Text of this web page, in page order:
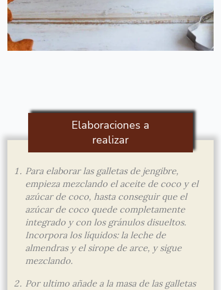
Elaboraciones a
realizar
Para elaborar las galletas de jengibre,
empieza mezclando el aceite de coco y el
azúcar de coco, hasta conseguir que el
azúcar de coco quede completamente
integrado y con los gránulos disueltos.
Incorpora los líquidos: la leche de
almendras y el sirope de arce, y sigue
mezclando.
Por ultimo añade a la masa de las galletas